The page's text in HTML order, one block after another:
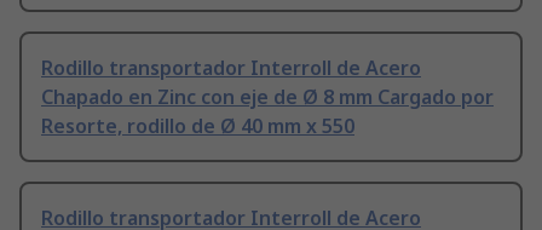
Rodillo transportador Interroll de Acero
Chapado en Zinc con eje de Ø 8 mm Cargado por
Resorte, rodillo de Ø 40 mm x 550
Rodillo transportador Interroll de Acero